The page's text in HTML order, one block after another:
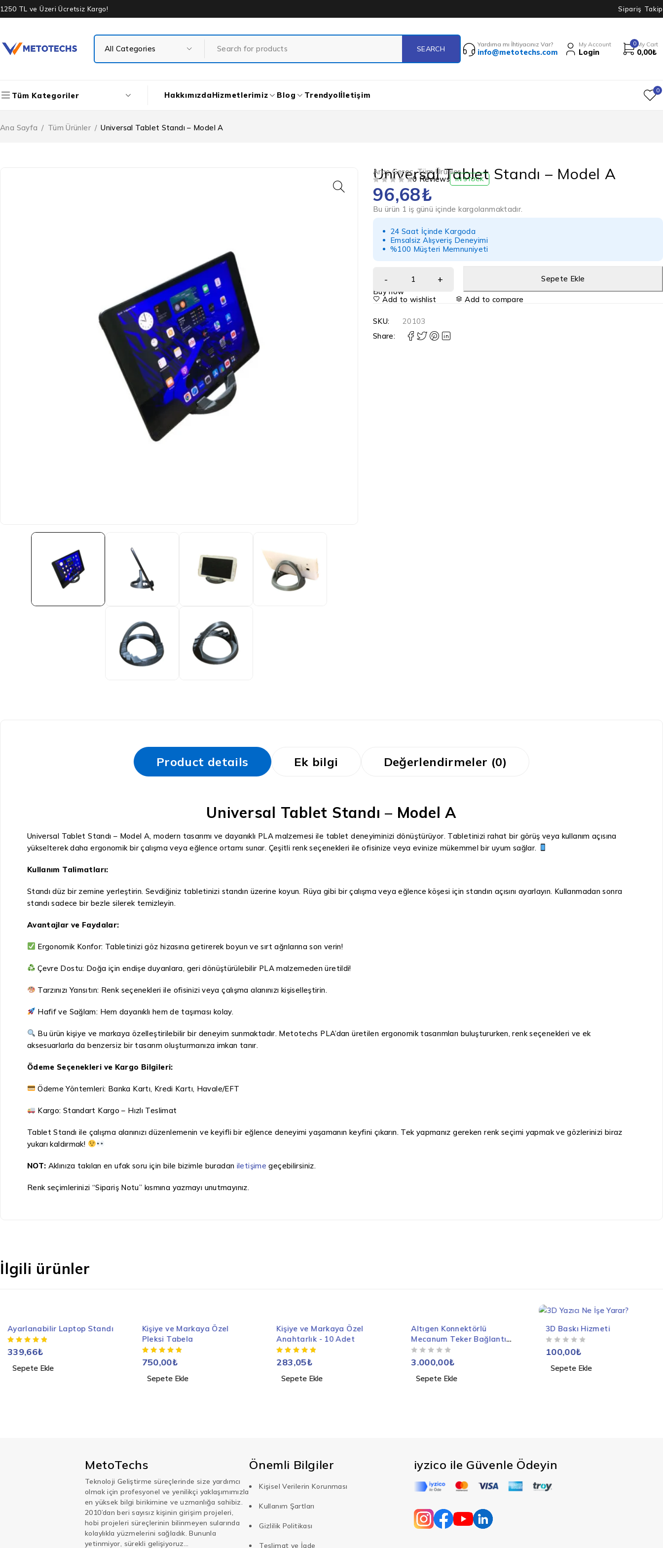
1250 TL ve Üzeri Ücretsiz Kargo! Sipariş Takip
Yardıma mı İhtiyacınız Var?
info@metotechs.com
My Account
Login
0 My Cart
0,00₺
Tüm Kategoriler HakkımızdaHizmetlerimiz Blog Trendyolİletişim 0
Ana Sayfa / Tüm Ürünler / Universal Tablet Standı – Model A
Araç Gereç,Tüm Ürünler
Universal Tablet Standı – Model A
0 Reviews IN STOCK
96,68₺
Bu ürün 1 iş günü içinde kargolanmaktadır.
24 Saat İçinde Kargoda
Emsalsiz Alışveriş Deneyimi
%100 Müşteri Memnuniyeti
Sepete Ekle
Buy now
Add to wishlist
Add to compare
SKU:
20103
Share:
Product details Ek bilgi Değerlendirmeler (0)
Universal Tablet Standı – Model A
Universal Tablet Standı – Model A, modern tasarımı ve dayanıklı PLA malzemesi ile tablet deneyiminizi dönüştürüyor. Tabletinizi rahat bir görüş veya kullanım açısına
yükselterek daha ergonomik bir çalışma veya eğlence ortamı sunar. Çeşitli renk seçenekleri ile ofisinize veya evinize mükemmel bir uyum sağlar.
Kullanım Talimatları:
Standı düz bir zemine yerleştirin. Sevdiğiniz tabletinizi standın üzerine koyun. Rüya gibi bir çalışma veya eğlence köşesi için standın açısını ayarlayın. Kullanmadan sonra
standı sadece bir bezle silerek temizleyin.
Avantajlar ve Faydalar:
Ergonomik Konfor: Tabletinizi göz hizasına getirerek boyun ve sırt ağrılarına son verin!
Çevre Dostu: Doğa için endişe duyanlara, geri dönüştürülebilir PLA malzemeden üretildi!
Tarzınızı Yansıtın: Renk seçenekleri ile ofisinizi veya çalışma alanınızı kişiselleştirin.
Hafif ve Sağlam: Hem dayanıklı hem de taşıması kolay.
Bu ürün kişiye ve markaya özelleştirilebilir bir deneyim sunmaktadır. Metotechs PLA’dan üretilen ergonomik tasarımları buluştururken, renk seçenekleri ve ek
aksesuarlarla da benzersiz bir tasarım oluşturmanıza imkan tanır.
Ödeme Seçenekleri ve Kargo Bilgileri:
Ödeme Yöntemleri: Banka Kartı, Kredi Kartı, Havale/EFT
Kargo: Standart Kargo – Hızlı Teslimat
Tablet Standı ile çalışma alanınızı düzenlemenin ve keyifli bir eğlence deneyimi yaşamanın keyfini çıkarın. Tek yapmanız gereken renk seçimi yapmak ve gözlerinizi biraz
yukarı kaldırmak!
NOT: Aklınıza takılan en ufak soru için bile bizimle buradan iletişime geçebilirsiniz.
Renk seçimlerinizi “Sipariş Notu” kısmına yazmayı unutmayınız.
İlgili ürünler
Ayarlanabilir Laptop Standı
339,66₺
Sepete Ekle
Kişiye ve Markaya Özel
Pleksi Tabela
750,00₺
Sepete Ekle
Kişiye ve Markaya Özel
Anahtarlık - 10 Adet
283,05₺
Sepete Ekle
Altıgen Konnektörlü
Mecanum Teker Bağlantı
Kaplini - Proje Dosyası
3.000,00₺
Sepete Ekle
3D Baskı Hizmeti
100,00₺
Sepete Ekle
MetoTechs
Teknoloji Geliştirme süreçlerinde size yardımcı
olmak için profesyonel ve yenilikçi yaklaşımımızla
en yüksek bilgi birikimine ve uzmanlığa sahibiz.
2010’dan beri sayısız kişinin girişim projeleri,
hobi projeleri süreçlerinin bilinmeyen sularında
kolaylıkla yüzmelerini sağladık. Bununla
yetinmiyor, sürekli gelişiyoruz…
Önemli Bilgiler
Kişisel Verilerin Korunması
Kullanım Şartları
Gizlilik Politikası
Teslimat ve İade
iyzico ile Güvenle Ödeyin